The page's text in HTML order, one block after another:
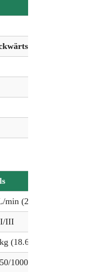
min (25.1 gpm) /
III
(18.676 lbs)
1000/1250 U/min